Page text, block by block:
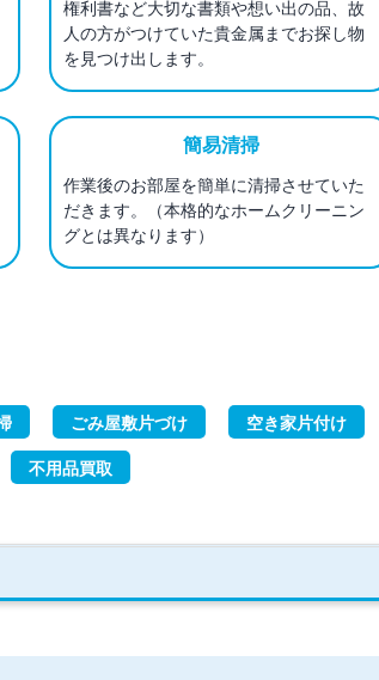
権利書など大切な書類や想い出の品、故
人の方がつけていた貴金属までお探し物
を見つけ出します。
簡易清掃
作業後のお部屋を簡単に清掃させていた
だきます。（本格的なホームクリーニン
グとは異なります）
ごみ屋敷片づけ 空き家片付け
不用品買取